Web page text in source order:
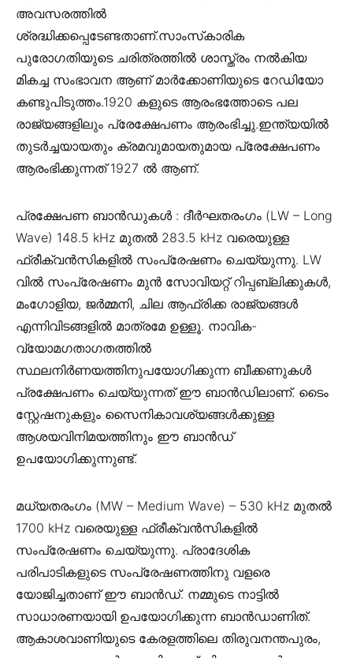
അവസരത്തിൽ
ശ്രദ്ധിക്കപ്പെടേണ്ടതാണ്.സാംസ്‌കാരിക
പുരോഗതിയുടെ ചരിത്രത്തിൽ ശാസ്ത്രം നൽകിയ
മികച്ച സംഭാവന ആണ് മാർക്കോണിയുടെ റേഡിയോ
കണ്ടുപിടുത്തം.1920 കളുടെ ആരംഭത്തോടെ പല
രാജ്യങ്ങളിലും പ്രേക്ഷേപണം ആരംഭിച്ചു.ഇന്ത്യയിൽ
തുടർച്ചയായതും ക്രമവുമായതുമായ പ്രേക്ഷേപണം
ആരംഭിക്കുന്നത് 1927 ൽ ആണ്.
പ്രക്ഷേപണ ബാൻഡുകൾ : ദീർഘതരംഗം (LW – Long
Wave) 148.5 kHz മുതൽ 283.5 kHz വരെയുള്ള
ഫ്രീക്വൻസികളിൽ സംപ്രേഷണം ചെയ്യുന്നു. LW
വിൽ സംപ്രേഷണം മുൻ സോവിയറ്റ്‌ റിപ്പബ്ലിക്കുകൾ,
മംഗോളിയ, ജർമ്മനി, ചില ആഫ്രിക്ക രാജ്യങ്ങൾ
എന്നിവിടങ്ങളിൽ മാത്രമേ ഉള്ളൂ. നാവിക-
വ്യോമഗതാഗതത്തിൽ
സ്ഥലനിർണയത്തിനുപയോഗിക്കുന്ന ബീക്കണുകൾ
പ്രക്ഷേപണം ചെയ്യുന്നത് ഈ ബാൻഡിലാണ്. ടൈം
സ്റ്റേഷനുകളും സൈനികാവശ്യങ്ങൾക്കുള്ള
ആശയവിനിമയത്തിനും ഈ ബാൻഡ്
ഉപയോഗിക്കുന്നുണ്ട്.
മധ്യതരംഗം (MW – Medium Wave) – 530 kHz മുതൽ
1700 kHz വരെയുള്ള ഫ്രീക്വൻസികളിൽ
സംപ്രേഷണം ചെയ്യുന്നു. പ്രാദേശിക
പരിപാടികളുടെ സംപ്രേഷണത്തിനു വളരെ
യോജിച്ചതാണ് ഈ ബാൻഡ്. നമ്മുടെ നാട്ടിൽ
സാധാരണയായി ഉപയോഗിക്കുന്ന ബാൻഡാണിത്.
ആകാശവാണിയുടെ കേരളത്തിലെ തിരുവനന്തപുരം,